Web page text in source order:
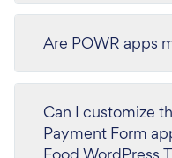
Are POWR apps
Can I customize
Payment Form